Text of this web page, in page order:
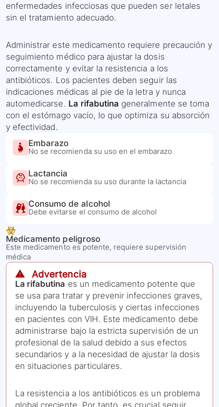
enfermedades infecciosas que pueden ser letales
sin el tratamiento adecuado.
Administrar este medicamento requiere precaución y
seguimiento médico para ajustar la dosis
correctamente y evitar la resistencia a los
antibióticos. Los pacientes deben seguir las
indicaciones médicas al pie de la letra y nunca
automedicarse. La rifabutina generalmente se toma
con el estómago vacío, lo que optimiza su absorción
y efectividad.
Embarazo
No se recomienda su uso en el embarazo
Lactancia
No se recomienda su uso durante la lactancia
Consumo de alcohol
Debe evitarse el consumo de alcohol
Medicamento peligroso
Este medicamento es potente, requiere supervisión
médica
⚠️ Advertencia
La rifabutina es un medicamento potente que
se usa para tratar y prevenir infecciones graves,
incluyendo la tuberculosis y ciertas infecciones
en pacientes con VIH. Este medicamento debe
administrarse bajo la estricta supervisión de un
profesional de la salud debido a sus efectos
secundarios y a la necesidad de ajustar la dosis
en situaciones particulares.
La resistencia a los antibióticos es un problema